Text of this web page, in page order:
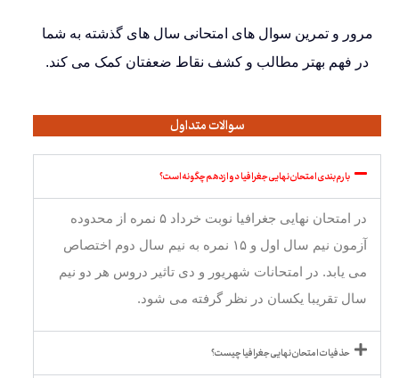
مرور و تمرین سوال های امتحانی سال های گذشته به شما
در فهم بهتر مطالب و کشف نقاط ضعفتان کمک می کند.
سوالات متداول
بارم بندی امتحان نهایی جغرافیا دوازدهم چگونه است؟
در امتحان نهایی جغرافیا نوبت خرداد ۵ نمره از محدوده
آزمون نیم سال اول و ۱۵ نمره به نیم سال دوم اختصاص
می یابد. در امتحانات شهریور و دی تاثیر دروس هر دو نیم
سال تقریبا یکسان در نظر گرفته می شود.
حذفیات امتحان نهایی جغرافیا چیست؟